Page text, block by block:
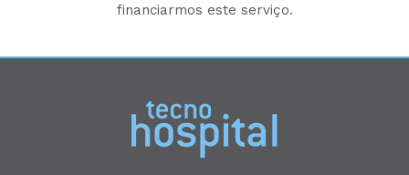
financiarmos este serviço.